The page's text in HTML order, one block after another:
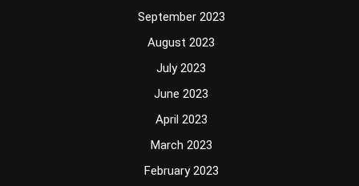
September 2023
August 2023
July 2023
June 2023
April 2023
March 2023
February 2023